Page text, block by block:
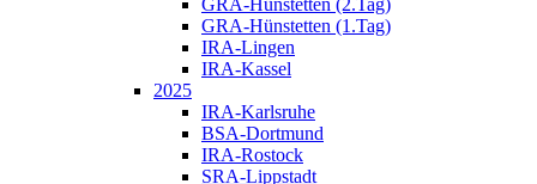
GRA-Hünstetten (2.Tag)
GRA-Hünstetten (1.Tag)
IRA-Lingen
IRA-Kassel
2025
IRA-Karlsruhe
BSA-Dortmund
IRA-Rostock
SRA-Lippstadt